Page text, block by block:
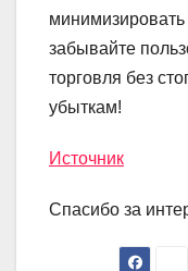
забывайте
торговля без
убыткам!
Источник
Спасибо за